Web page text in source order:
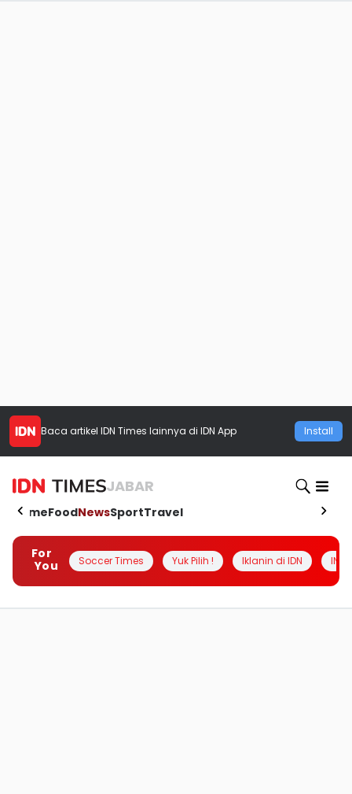
Baca artikel IDN Times lainnya di IDN App Install
JABAR
HomeFoodNewsSportTravel
For
You
Soccer Times Yuk Pilih ! Iklanin di IDN